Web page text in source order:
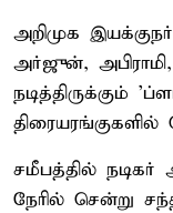
அறிமுக
அர்ஜுன்,
நடித்திருக்கும்
திரையரங்குகளில்
சமீபத்தில்
நேரில் சென்று